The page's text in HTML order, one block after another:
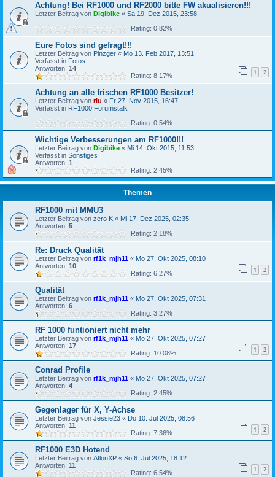
Achtung! Bei RF1000 und RF2000 bitte FW akualisieren!!!
Letzter Beitrag von Digibike « Sa 19. Dez 2015, 23:58
Rating: 0.82%
Eure Fotos sind gefragt!!!
Letzter Beitrag von Pinzger « Mo 13. Feb 2017, 13:51
Verfasst in Fotos
Antworten: 14 1 2
Rating: 8.17%
Achtung an alle frischen RF1000 Besitzer!
Letzter Beitrag von riu « Fr 27. Nov 2015, 16:47
Verfasst in RF1000 Forumstalk
Rating: 0.54%
Wichtige Verbesserungen am RF1000!!!
Letzter Beitrag von Digibike « Mi 14. Okt 2015, 11:53
Verfasst in Sonstiges
Antworten: 1
Rating: 2.45%
Themen
RF1000 mit MMU3
Letzter Beitrag von zero K « Mi 17. Dez 2025, 02:35
Antworten: 5
Rating: 2.18%
Re: Druck Qualität
Letzter Beitrag von rf1k_mjh11 « Mo 27. Okt 2025, 08:10
Antworten: 10 1 2
Rating: 6.27%
Qualität
Letzter Beitrag von rf1k_mjh11 « Mo 27. Okt 2025, 07:31
Antworten: 6
Rating: 3.27%
RF 1000 funtioniert nicht mehr
Letzter Beitrag von rf1k_mjh11 « Mo 27. Okt 2025, 07:27
Antworten: 17 1 2
Rating: 10.08%
Conrad Profile
Letzter Beitrag von rf1k_mjh11 « Mo 27. Okt 2025, 07:27
Antworten: 4
Rating: 2.45%
Gegenlager für X, Y-Achse
Letzter Beitrag von Jessie23 « Do 10. Jul 2025, 08:56
Antworten: 11 1 2
Rating: 7.36%
RF1000 E3D Hotend
Letzter Beitrag von AtlonXP « So 6. Jul 2025, 18:12
Antworten: 11 1 2
Rating: 6.54%